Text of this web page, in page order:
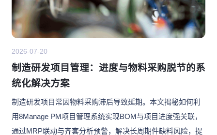
2026-07-20
制造研发项目管理：进度与物料采购脱节的系
统化解决方案
制造研发项目常因物料采购滞后导致延期。本文揭秘如何利
用8Manage PM项目管理系统实现BOM与项目进度强关联，
通过MRP联动与齐套分析预警，解决长周期件缺料风险，提